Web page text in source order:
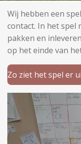
Wij hebben een
contact. In het spel
pakken en
op het einde van
Zo ziet het spel er